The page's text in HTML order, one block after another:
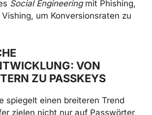
Social Engineeringmit Phishing,
um Konversionsraten zu
VON
ZU PASSKEYS
spiegelt einen breiteren Trend
zielen nicht nur auf Passwörter,